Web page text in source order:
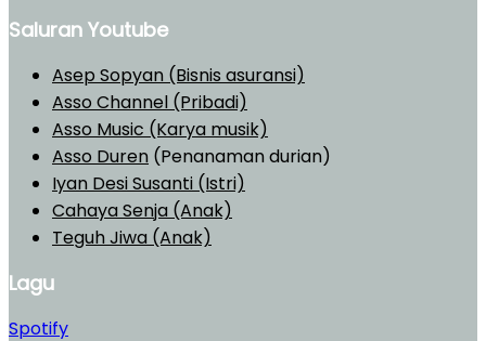
Saluran Youtube
Asep Sopyan (Bisnis asuransi)
Asso Channel (Pribadi)
Asso Music (Karya musik)
Asso Duren (Penanaman durian)
Iyan Desi Susanti (Istri)
Cahaya Senja (Anak)
Teguh Jiwa (Anak)
Lagu
Spotify